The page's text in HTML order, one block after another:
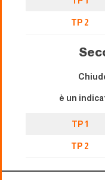
TP 2
è un
TP 1
TP 2